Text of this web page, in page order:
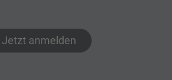
Jetzt anmelden